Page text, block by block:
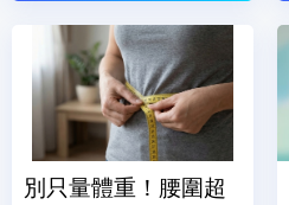
別只量體重！腰圍超